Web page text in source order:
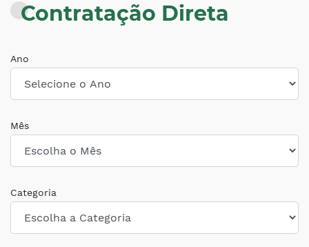
Contratação Direta
Ano
Mês
Categoria